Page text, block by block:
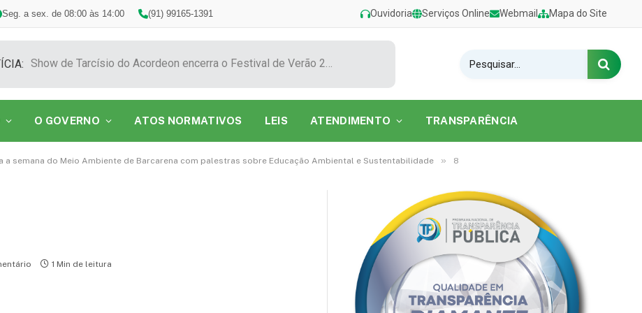
Seg. a sex. de 08:00 às 14:00 (91) 99165-1391 Ouvidoria Serviços Online Webmail Mapa do Site
Show de Tarcísio do Acordeon encerra o Festival de Verão 2026 na Praia do Caripi
O GOVERNO ATOS NORMATIVOS LEIS ATENDIMENTO TRANSPARÊNCIA
a semana do Meio Ambiente de Barcarena com palestras sobre Educação Ambiental e Sustentabilidade » 8
1 Min de leitura